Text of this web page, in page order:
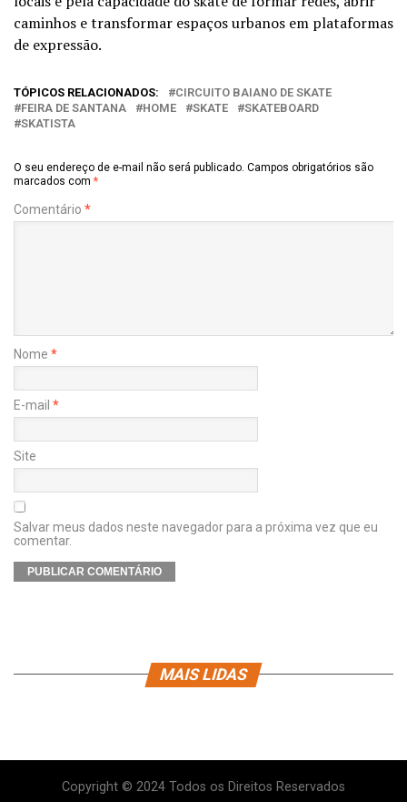
caminhos e transformar espaços urbanos em plataformas
de expressão.
TÓPICOS RELACIONADOS:
CIRCUITO BAIANO DE SKATE
FEIRA DE SANTANA
HOME SKATE
SKATEBOARD
SKATISTA
O seu endereço de e-mail não será publicado. Campos obrigatórios são
marcados com *
Comentário *
Nome *
E-mail *
Site
Salvar meus dados neste navegador para a próxima vez que eu
comentar.
MAIS LIDAS
Copyright © 2024 Todos os Direitos Reservados